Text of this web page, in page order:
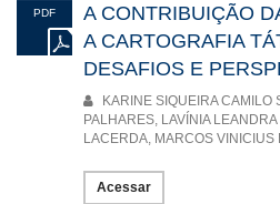
PDF
A CONTRIBUIÇÃO
A CARTOGRAFIA
DESAFIOS E
KARINE SIQUEIRA CAMILO
PALHARES, LAVÍNIA
LACERDA, MARCOS VINICIUS
Acessar